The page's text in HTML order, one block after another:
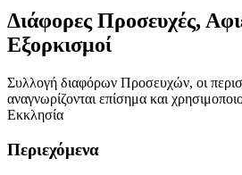
Διάφορες Προσευχές,
Εξορκισμοί
Συλλογή διαφόρων Προσευχών, οι
αναγνωρίζονται επίσημα και
Εκκλησία
Περιεχόμενα